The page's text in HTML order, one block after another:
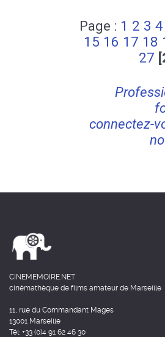
Page : 1 2 3 4
15 16 17 18
27
connectez-
CINEMEMOIRE.NET
cinémathèque de films amateur de Marseille
11, rue du Commandant Mages
13001 Marseille
Tél: +33 (0)4 91 62 46 30